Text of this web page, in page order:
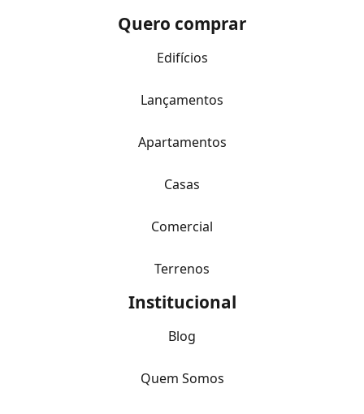
Quero comprar
Edifícios
Lançamentos
Apartamentos
Casas
Comercial
Terrenos
Institucional
Blog
Quem Somos